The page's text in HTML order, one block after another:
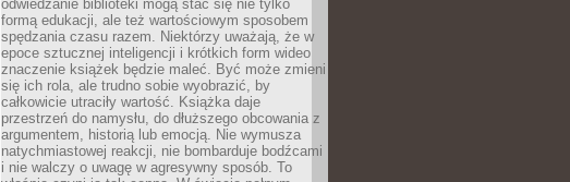
odwiedzanie biblioteki mogą stać się nie tylko
formą edukacji, ale też wartościowym sposobem
spędzania czasu razem. Niektórzy uważają, że w
epoce sztucznej inteligencji i krótkich form wideo
znaczenie książek będzie maleć. Być może zmieni
się ich rola, ale trudno sobie wyobrazić, by
całkowicie utraciły wartość. Książka daje
przestrzeń do namysłu, do dłuższego obcowania z
argumentem, historią lub emocją. Nie wymusza
natychmiastowej reakcji, nie bombarduje bodźcami
i nie walczy o uwagę w agresywny sposób. To